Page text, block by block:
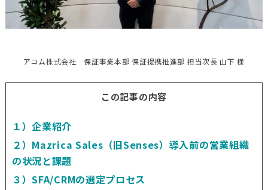
アコム株式会社 保証事業本部 保証提携推進部 担当次長 山下 様
この記事の内容
１）企業紹介
２）Mazrica Sales（旧Senses）導入前の営業組織
の状況と課題
３）SFA/CRMの選定プロセス